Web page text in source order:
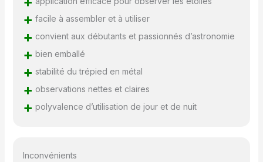
télescope réfracteur est
pré-assemblé et peut
Le télescope est
180 ° dans la direction
dans la direction
horizontale pour
+ facile à assembler et à utiliser
+ convient aux débutants et passionnés d’astronomie
+ bien emballé
+ stabilité du trépied en métal
+ observations nettes et claires
+ polyvalence d’utilisation de jour et de nuit
Inconvénients